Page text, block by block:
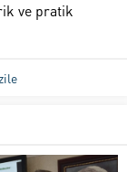
ve pratik
zile